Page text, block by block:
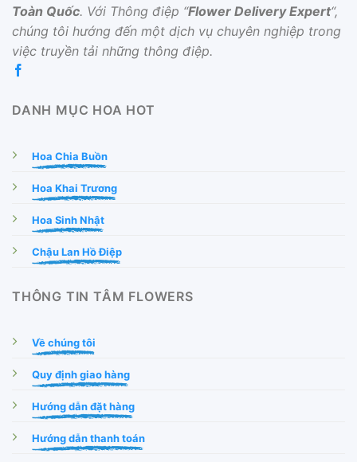
Toàn Quốc. Với Thông điệp “Flower Delivery Expert“,
chúng tôi hướng đến một dịch vụ chuyên nghiệp trong
việc truyền tải những thông điệp.
DANH MỤC HOA HOT
Hoa Chia Buồn
Hoa Khai Trương
Hoa Sinh Nhật
Chậu Lan Hồ Điệp
THÔNG TIN TÂM FLOWERS
Về chúng tôi
Quy định giao hàng
Hướng dẫn đặt hàng
Hướng dẫn thanh toán